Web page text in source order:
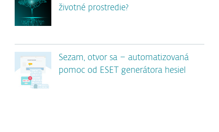
životné prostredie?
Sezam, otvor sa – automatizovaná
pomoc od ESET generátora hesiel